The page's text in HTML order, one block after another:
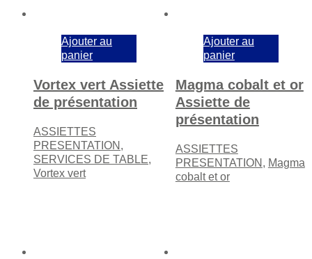
Ajouter au
panier
Vortex vert Assiette
de présentation
ASSIETTES
PRESENTATION ,
SERVICES DE TABLE,
Vortex vert
Ajouter au
panier
Magma cobalt et or
Assiette de
présentation
ASSIETTES
PRESENTATION , Magma
cobalt et or